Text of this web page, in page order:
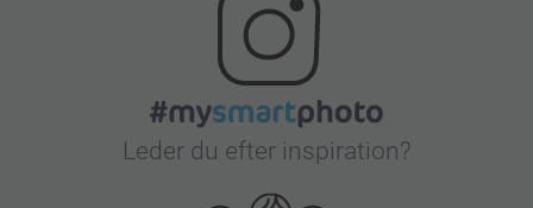
Leder du efter inspiration?